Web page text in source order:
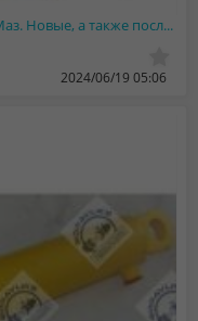
Гидроцилиндры Зил, Птс, Газ, Камаз, Маз. Новые, а также после ремонта. Гарантия
2024/06/19 05:06